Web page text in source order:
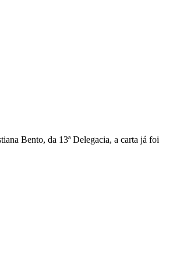
Bento, da 13ª Delegacia, a carta já foi